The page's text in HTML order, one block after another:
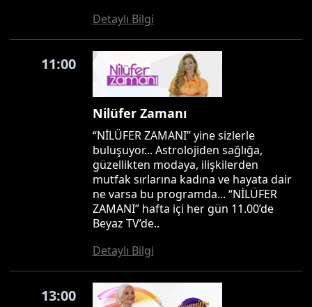
Detaylı Bilgi
11:00
Nilüfer Zamanı
“NİLÜFER ZAMANI” yine sizlerle
buluşuyor... Astrolojiden sağlığa,
güzellikten modaya, ilişkilerden
mutfak sırlarına kadına ve hayata dair
ne varsa bu programda... “NİLÜFER
ZAMANI” hafta içi her gün 11.00’de
Beyaz TV’de..
Detaylı Bilgi
13:00